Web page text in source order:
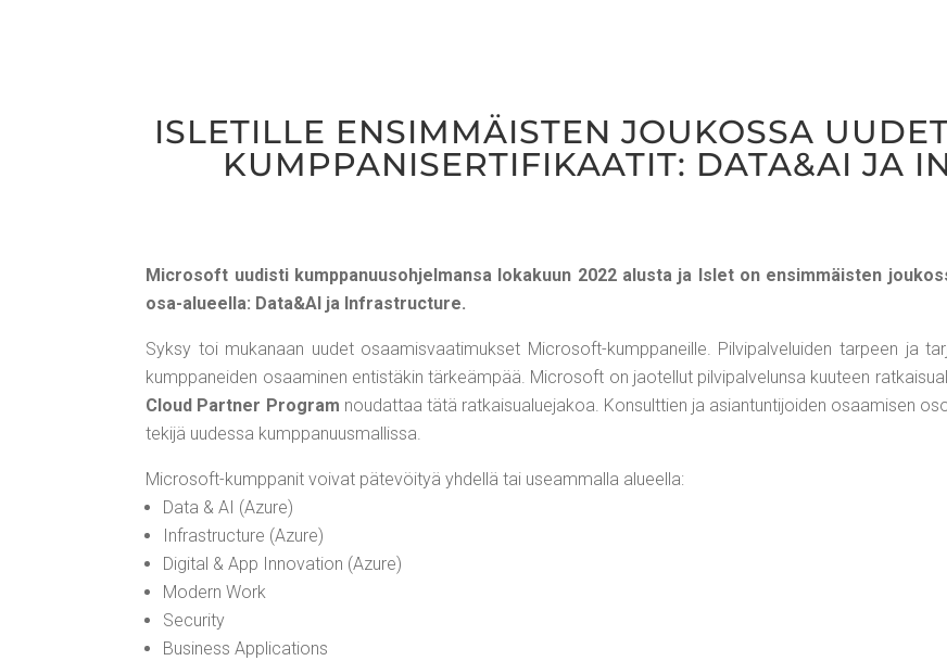
ISLE­TIL­LE ENSIM­MÄIS­TEN JOU­KOS­SA
KUMP­PA­NI­SER­TI­FI­KAA­TIT: DATA&AI JA
Mic­ro­soft uudis­ti kump­pa­nuus­oh­jel­man­sa loka­kuun 2022 alus­ta ja Islet on ensim­mäis­ten
osa-alu­eel­la: Data&AI ja Infra­struc­tu­re.
Syk­sy toi muka­naan uudet osaa­mis­vaa­ti­muk­set Mic­ro­soft-kump­pa­neil­le. Pil­vi­pal­ve­lui­den tar­peen ja
kump­pa­nei­den osaa­mi­nen entis­tä­kin tär­keäm­pää. Mic­ro­soft on jao­tel­lut pil­vi­pal­ve­lun­sa kuu­teen
Cloud Part­ner Pro­gram nou­dat­taa tätä rat­kai­sua­lue­ja­koa. Kon­sult­tien ja asian­tun­ti­joi­den osaa­mi­sen
teki­jä uudes­sa kump­pa­nuus­mal­lis­sa.
Mic­ro­soft-kump­pa­nit voi­vat päte­vöi­tyä yhdel­lä tai useam­mal­la alu­eel­la:
Data & AI (Azu­re)
Infra­struc­tu­re (Azu­re)
Digi­tal & App Inno­va­tion (Azu­re)
Modern Work
Secu­ri­ty
Busi­ness Applica­tions